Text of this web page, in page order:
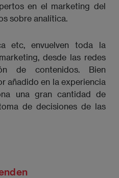
en el marketing del
sobre analítica.
etc, envuelven toda la
desde las redes
de contenidos. Bien
añadido en la experiencia
una gran cantidad de
de decisiones de las